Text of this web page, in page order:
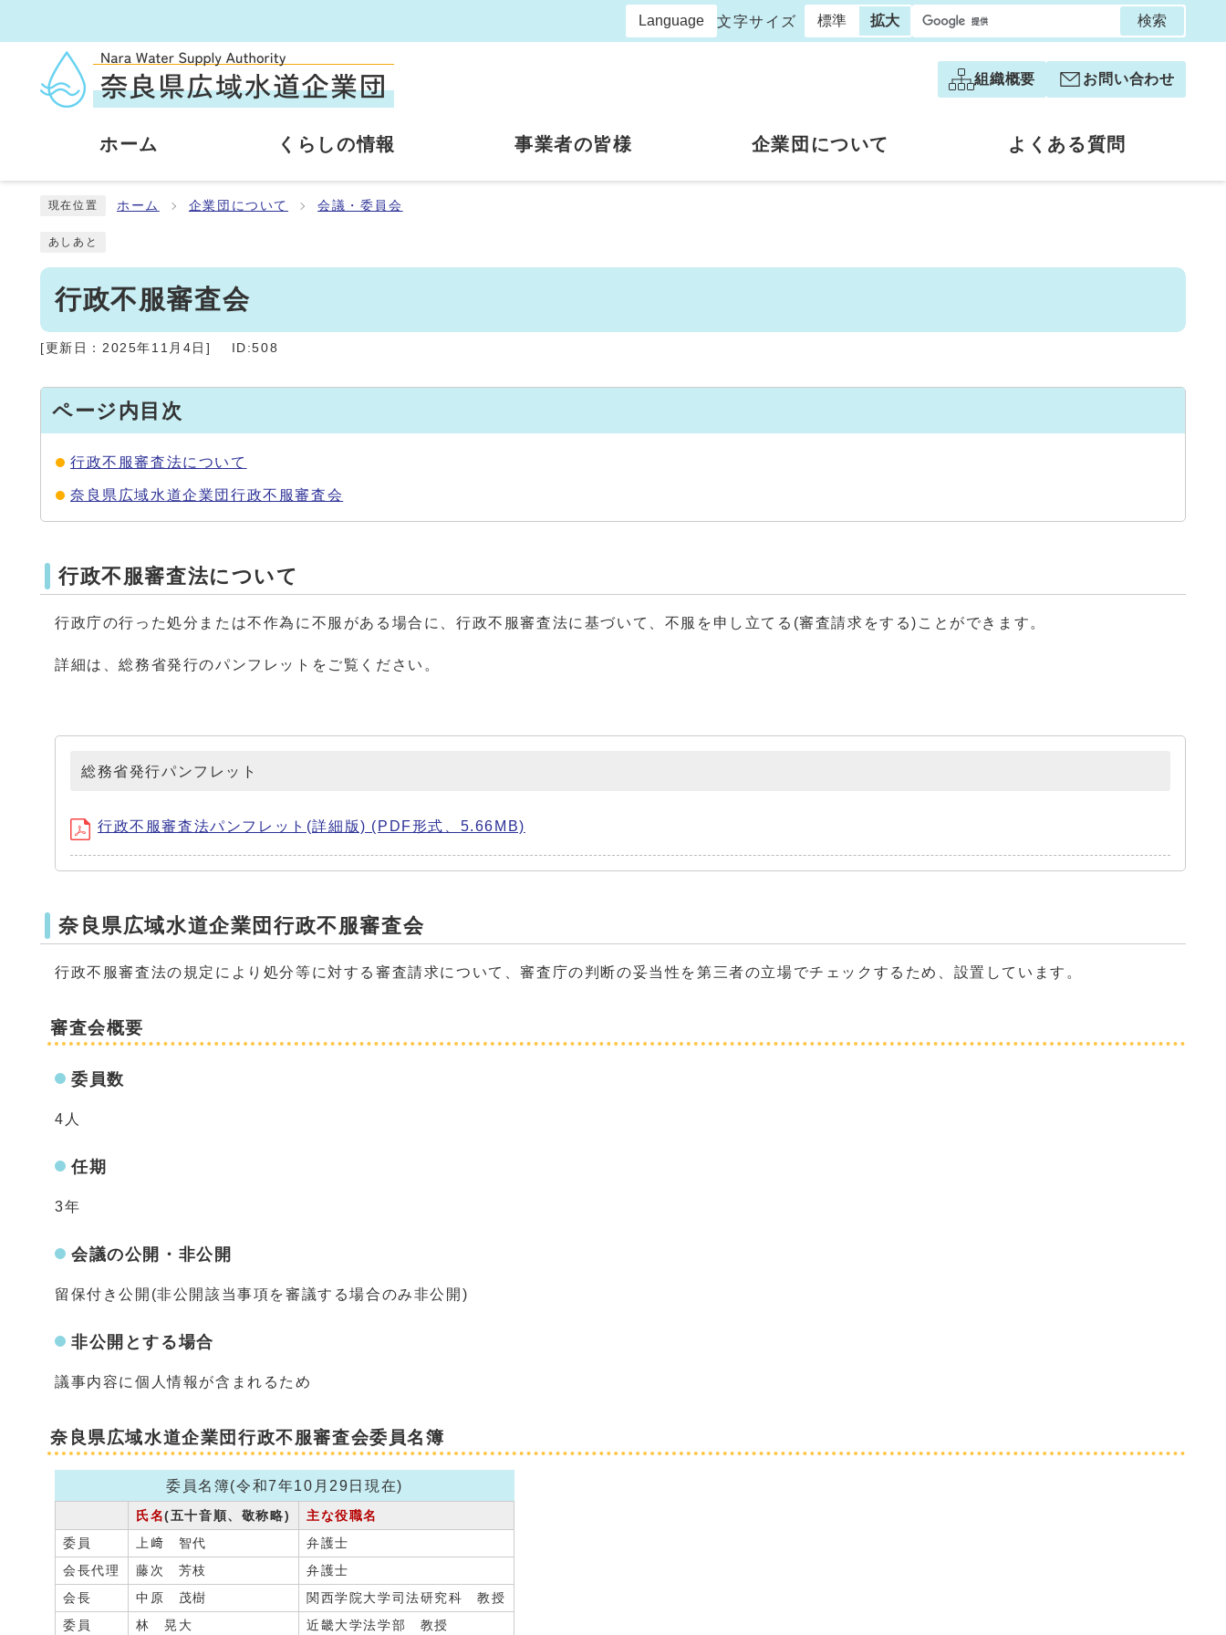
Language 文字サイズ 標準 拡大 検索
組織概要 お問い合わせ
ホーム くらしの情報 事業者の皆様 企業団について よくある質問
現在位置 ホーム 企業団について 会議・委員会
あしあと
行政不服審査会
[更新日： 2025年11月4日 ] ID:508
ページ内目次
行政不服審査法について
奈良県広域水道企業団行政不服審査会
行政不服審査法について
行政庁の行った処分または不作為に不服がある場合に、行政不服審査法に基づいて、不服を申し立てる(審査請求をする)ことができます。
詳細は、総務省発行のパンフレットをご覧ください。
総務省発行パンフレット
行政不服審査法パンフレット(詳細版) (PDF形式、5.66MB)
奈良県広域水道企業団行政不服審査会
行政不服審査法の規定により処分等に対する審査請求について、審査庁の判断の妥当性を第三者の立場でチェックするため、設置しています。
審査会概要
委員数
4人
任期
3年
会議の公開・非公開
留保付き公開(非公開該当事項を審議する場合のみ非公開)
非公開とする場合
議事内容に個人情報が含まれるため
奈良県広域水道企業団行政不服審査会委員名簿
委員名簿(令和7年10月29日現在)
氏名(五十音順、敬称略)
主な役職名
委員
上﨑 智代
弁護士
会長代理
藤次 芳枝
弁護士
会長
中原 茂樹
関西学院大学司法研究科 教授
委員
林 晃大 近畿大学法学部 教授